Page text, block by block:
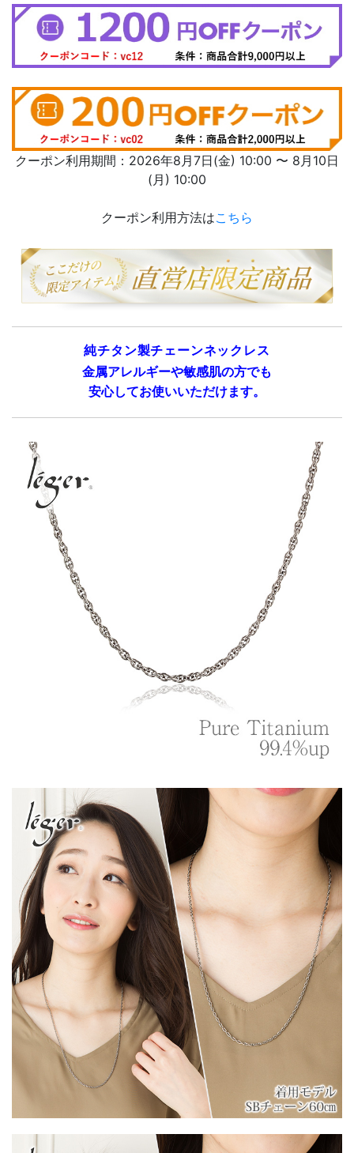
クーポン利用期間：2026年8月7日(金) 10:00 〜 8月10日
(月) 10:00
クーポン利用方法はこちら
純チタン製チェーンネックレス
金属アレルギーや敏感肌の方でも
安心してお使いいただけます。